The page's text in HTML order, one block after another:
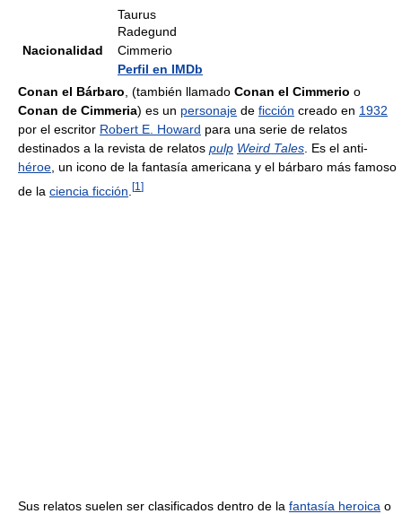
Taurus
Radegund
Nacionalidad
Cimmerio
Perfil en IMDb
Conan el Bárbaro , (también llamado Conan el Cimmerio o
Conan de Cimmeria) es un personaje de ficción creado en 1932
por el escritor Robert E. Howard para una serie de relatos
destinados a la revista de relatos pulp Weird Tales . Es el anti-
héroe , un icono de la fantasía americana y el bárbaro más famoso
de la ciencia ficción [1 ]
Sus relatos suelen ser clasificados dentro de la fantasía heroica o